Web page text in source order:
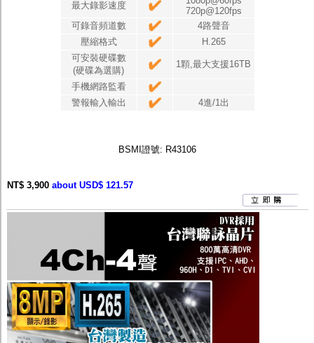
最大錄影速度
720p@120fps
可錄音頻道數
4路聲音
壓縮格式
H.265
可安裝硬碟數
(硬碟為選購)
1顆,最大支援16TB
手機網路監看
警報輸入輸出
4進/1出
BSMI證號: R43106
NT$ 3,900 about USD$ 121.57